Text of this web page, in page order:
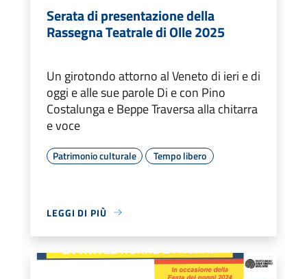
Serata di presentazione della
Rassegna Teatrale di Olle 2025
Un girotondo attorno al Veneto di ieri e di
oggi e alle sue parole Di e con Pino
Costalunga e Beppe Traversa alla chitarra
e voce
Patrimonio culturale Tempo libero
LEGGI DI PIÙ